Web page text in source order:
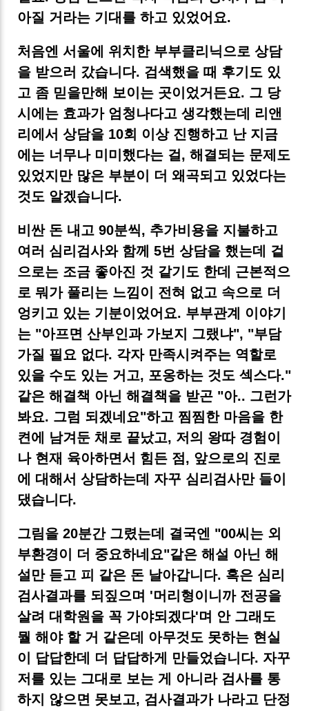
아질 거라는 기대를 하고 있었어요.
처음엔 서울에 위치한 부부클리닉으로 상담
을 받으러 갔습니다. 검색했을 때 후기도 있
고 좀 믿을만해 보이는 곳이었거든요. 그 당
시에는 효과가 엄청나다고 생각했는데 리앤
리에서 상담을 10회 이상 진행하고 난 지금
에는 너무나 미미했다는 걸, 해결되는 문제도
있었지만 많은 부분이 더 왜곡되고 있었다는
것도 알겠습니다.
비싼 돈 내고 90분씩, 추가비용을 지불하고
여러 심리검사와 함께 5번 상담을 했는데 겉
으로는 조금 좋아진 것 같기도 한데 근본적으
로 뭐가 풀리는 느낌이 전혀 없고 속으로 더
엉키고 있는 기분이었어요. 부부관계 이야기
는 "아프면 산부인과 가보지 그랬냐", "부담
가질 필요 없다. 각자 만족시켜주는 역할로
있을 수도 있는 거고, 포옹하는 것도 섹스다."
같은 해결책 아닌 해결책을 받곤 "아.. 그런가
봐요. 그럼 되겠네요"하고 찜찜한 마음을 한
켠에 남겨둔 채로 끝났고, 저의 왕따 경험이
나 현재 육아하면서 힘든 점, 앞으로의 진로
에 대해서 상담하는데 자꾸 심리검사만 들이
댔습니다.
그림을 20분간 그렸는데 결국엔 "00씨는 외
부환경이 더 중요하네요"같은 해설 아닌 해
설만 듣고 피 같은 돈 날아갑니다. 혹은 심리
검사결과를 되짚으며 '머리형이니까 전공을
살려 대학원을 꼭 가야되겠다'며 안 그래도
뭘 해야 할 거 같은데 아무것도 못하는 현실
이 답답한데 더 답답하게 만들었습니다. 자꾸
저를 있는 그대로 보는 게 아니라 검사를 통
하지 않으면 못보고, 검사결과가 나라고 단정